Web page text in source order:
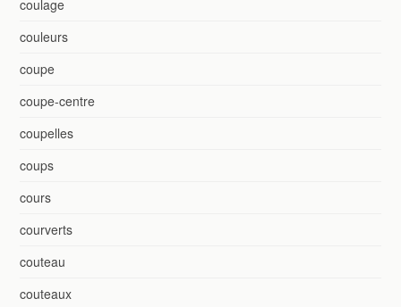
coulage
couleurs
coupe
coupe-centre
coupelles
coups
cours
courverts
couteau
couteaux